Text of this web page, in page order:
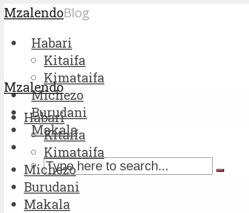
MzalendoBlog
Habari
Kitaifa
Kimataifa
Michezo
Burudani
Makala
Mzalendo
Habari
Kitaifa
Kimataifa
Michezo
Burudani
Makala